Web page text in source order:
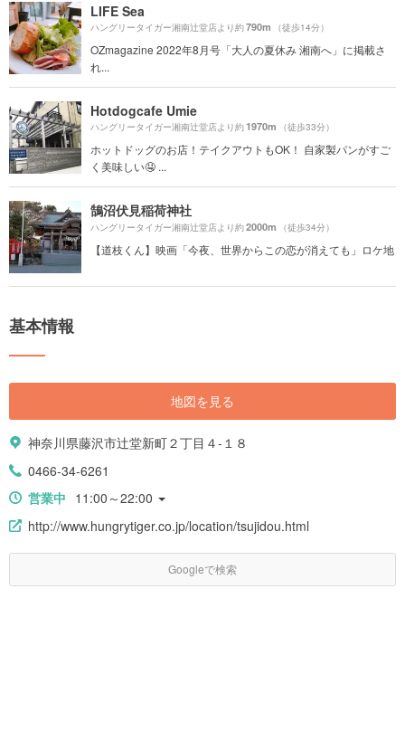
LIFE Sea
ハングリータイガー湘南辻堂店より約790m （徒歩14分）
OZmagazine 2022年8月号「大人の夏休み 湘南へ」に掲載さ
れ...
Hotdogcafe Umie
ハングリータイガー湘南辻堂店より約1970m （徒歩33分）
ホットドッグのお店！テイクアウトもOK！ 自家製パンがすご
く美味しい🤤 ...
鵠沼伏見稲荷神社
ハングリータイガー湘南辻堂店より約2000m （徒歩34分）
【道枝くん】映画「今夜、世界からこの恋が消えても」ロケ地
基本情報
地図を見る
神奈川県藤沢市辻堂新町２丁目４-１８
0466-34-6261
営業中 11:00～22:00
http://www.hungrytiger.co.jp/location/tsujidou.html
Googleで検索